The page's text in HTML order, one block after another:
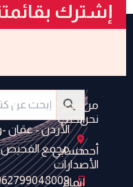
إشترك بقائمتنا
البريدية
من
نحن
أحدث
الأصدارات
متجر
الكتب
حسابي
إتمام
الأردن - عمَان -
مجمع الفحيص